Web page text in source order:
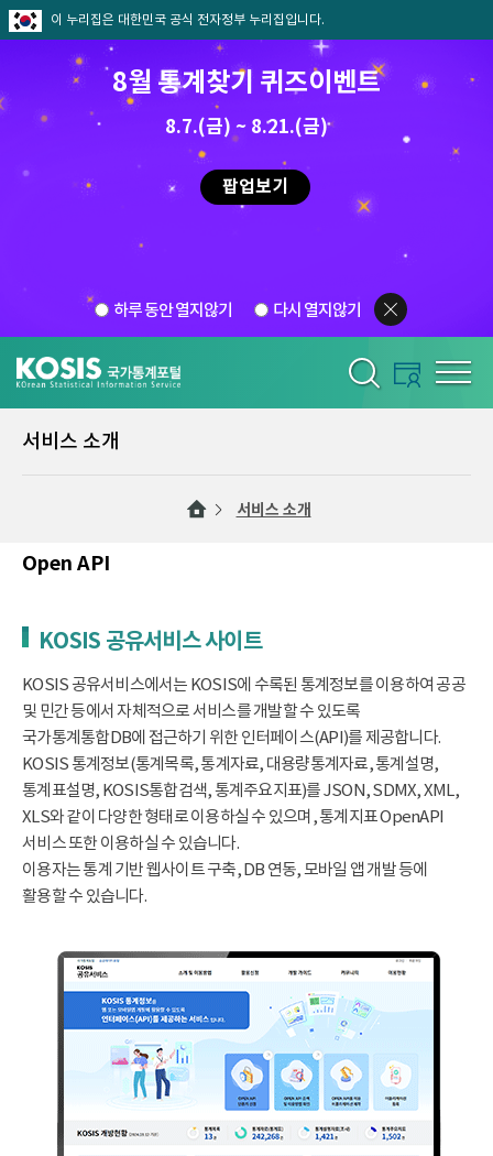
이 누리집은 대한민국 공식 전자정부 누리집입니다.
8월 통계찾기 퀴즈이벤트
8.7.(금) ~ 8.21.(금)
팝업보기
하루 동안 열지않기 다시 열지않기
서비스 소개
서비스 소개
Open API
KOSIS 공유서비스 사이트
KOSIS 공유서비스에서는 KOSIS에 수록된 통계정보를 이용하여 공공
및 민간 등에서 자체적으로 서비스를 개발할 수 있도록
국가통계통합DB에 접근하기 위한 인터페이스(API)를 제공합니다.
KOSIS 통계정보(통계목록, 통계자료, 대용량통계자료, 통계설명,
통계표설명, KOSIS통합검색, 통계주요지표)를 JSON, SDMX, XML,
XLS와 같이 다양한 형태로 이용하실 수 있으며, 통계지표 OpenAPI
서비스 또한 이용하실 수 있습니다.
이용자는 통계 기반 웹사이트 구축, DB 연동, 모바일 앱 개발 등에
활용할 수 있습니다.